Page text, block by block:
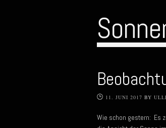
11. JUNI 2017 BY
Wie schon gestern: Es